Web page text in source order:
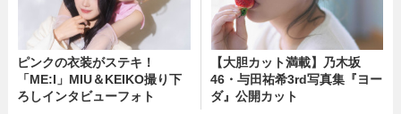
ピンクの衣装がステキ！
「ME:I」MIU＆KEIKO撮り下
ろしインタビューフォト
【大胆カット満載】乃木坂
46・与田祐希3rd写真集『ヨー
ダ』公開カット